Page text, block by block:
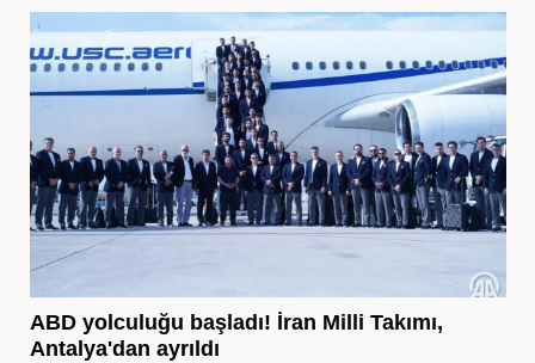
ABD yolculuğu başladı! İran Milli Takımı,
Antalya'dan ayrıldı